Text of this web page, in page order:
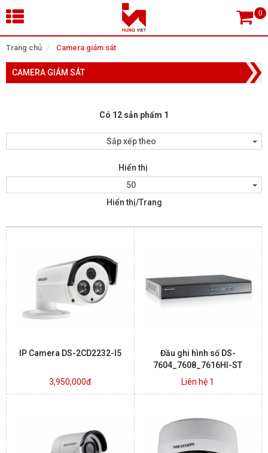
Trang chủ Camera giám sát
CAMERA GIÁM SÁT
Có 12 sản phẩm 1
Sắp xếp theo
Hiển thị
50
Hiển thị/Trang
IP Camera DS-2CD2232-I5
3,950,000đ
Đầu ghi hình số DS-
7604_7608_7616HI-ST
Liên hệ 1
×
Tìm theo danh mục
Tìm kiếm
TRANG CHỦ
THIẾT BỊ SIÊU THỊ, THƯ VIỆN
KIỂM SOÁT VÀO RA
BÁO ĐỘNG, BÁO CHÁY
LIÊN HỆ